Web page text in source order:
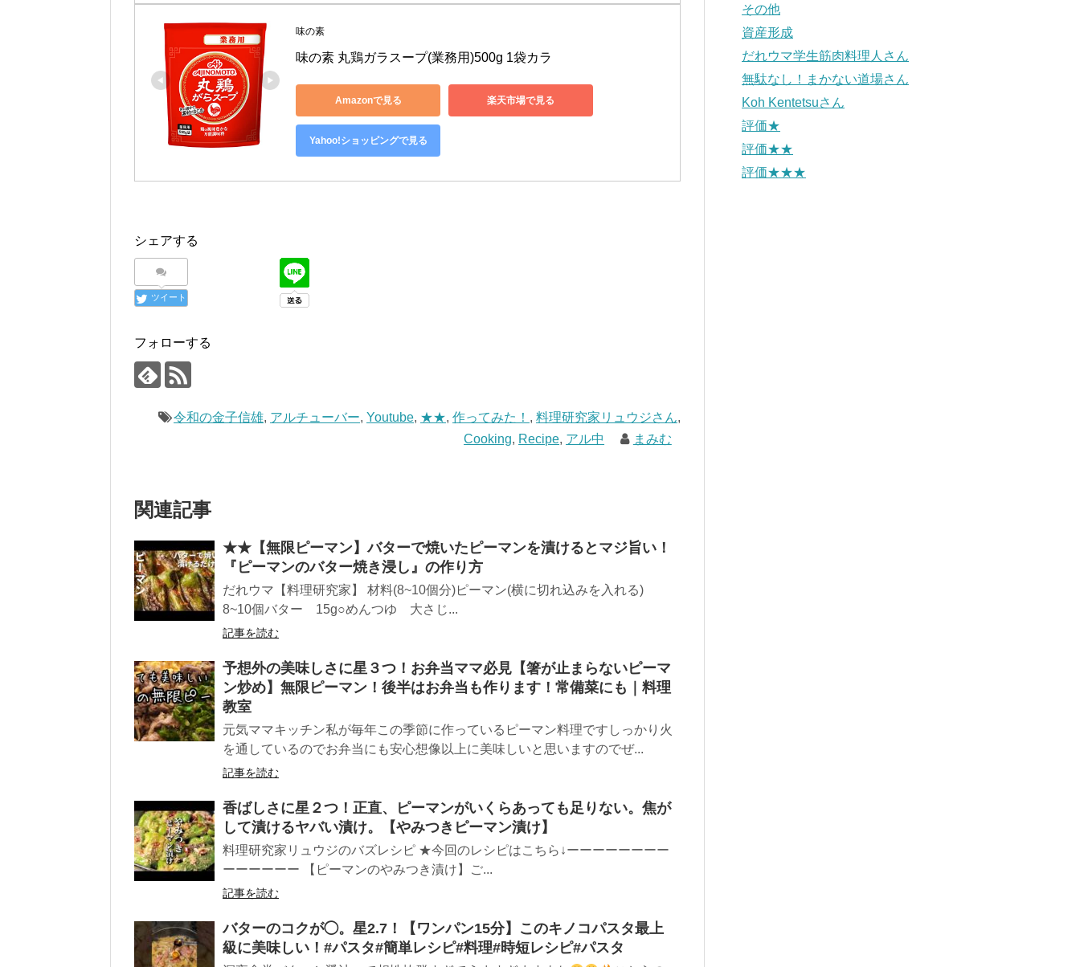
味の素
味の素 丸鶏ガラスープ(業務用)500g 1袋カラ
Amazonで見る 楽天市場で見る
Yahoo!ショッピングで見る
シェアする
ツイート
フォローする
令和の金子信雄, アルチューバー, Youtube, ★★, 作ってみた！ , 料理研究家リュウジさん,
Cooking, Recipe, アル中 まみむ
関連記事
★★【無限ピーマン】バターで焼いたピーマンを漬けるとマジ旨い！
『ピーマンのバター焼き浸し』の作り方
だれウマ【料理研究家】 材料(8~10個分)ピーマン(横に切れ込みを入れる)
8~10個バター 15g○めんつゆ 大さじ...
記事を読む
予想外の美味しさに星３つ！お弁当ママ必見【箸が止まらないピーマ
ン炒め】無限ピーマン！後半はお弁当も作ります！常備菜にも｜料理
教室
元気ママキッチン私が毎年この季節に作っているピーマン料理ですしっかり火
を通しているのでお弁当にも安心想像以上に美味しいと思いますのでぜ...
記事を読む
香ばしさに星２つ！正直、ピーマンがいくらあっても足りない。焦が
して漬けるヤバい漬け。【やみつきピーマン漬け】
料理研究家リュウジのバズレシピ ★今回のレシピはこちら↓ーーーーーーーー
ーーーーーー 【ピーマンのやみつき漬け】ご...
記事を読む
バターのコクが◯。星2.7！【ワンパン15分】このキノコパスタ最上
級に美味しい！#パスタ#簡単レシピ#料理#時短レシピ#パスタ
その他
資産形成
だれウマ学生筋肉料理人さん
無駄なし！まかない道場さん
Koh Kentetsuさん
評価★
評価★★
評価★★★